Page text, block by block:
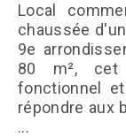
Local
chaussée
9e
80 m², cet
fonctionnel
répondre aux
...